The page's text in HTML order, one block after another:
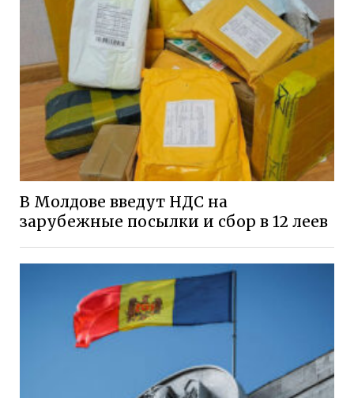
В Молдове введут НДС на
зарубежные посылки и сбор в 12 леев